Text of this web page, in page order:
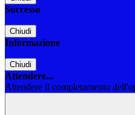
Successo
Chiudi
Informazione
Chiudi
Attendere...
Attendere il completamento